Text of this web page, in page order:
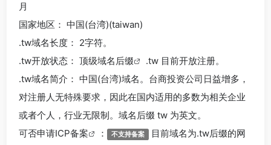
月
国家地区： 中国(台湾)(taiwan)
.tw域名长度： 2字符。
.tw开放状态： 顶级域名后缀
.tw 目前开放注册。
.tw域名简介： 中国(台湾)域名。台商投资公司日益增多，
对注册人无特殊要求，因此在国内适用的多数为相关企业
或者个人，行业无限制。域名后缀 tw 为英文。
可否申请ICP备案 ： 不支持备案 目前域名为.tw后缀的网